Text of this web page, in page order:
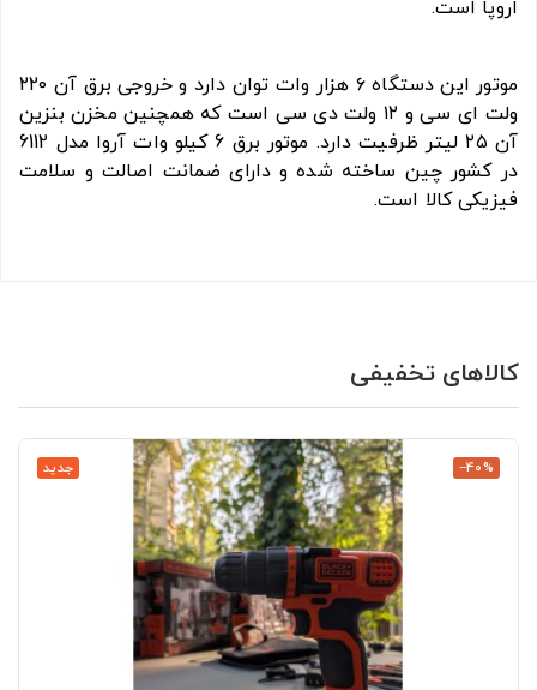
اروپا است.
موتور این دستگاه ۶ هزار وات توان دارد و خروجی برق آن ۲۲۰
ولت ای سی و ۱۲ ولت دی سی است که همچنین مخزن بنزین
آن ۲۵ لیتر ظرفیت دارد. موتور برق 6 کیلو وات آروا مدل 6112
در کشور چین ساخته شده و دارای ضمانت اصالت و سلامت
فیزیکی کالا است.
کالاهای تخفیفی
جدید ‎−40%